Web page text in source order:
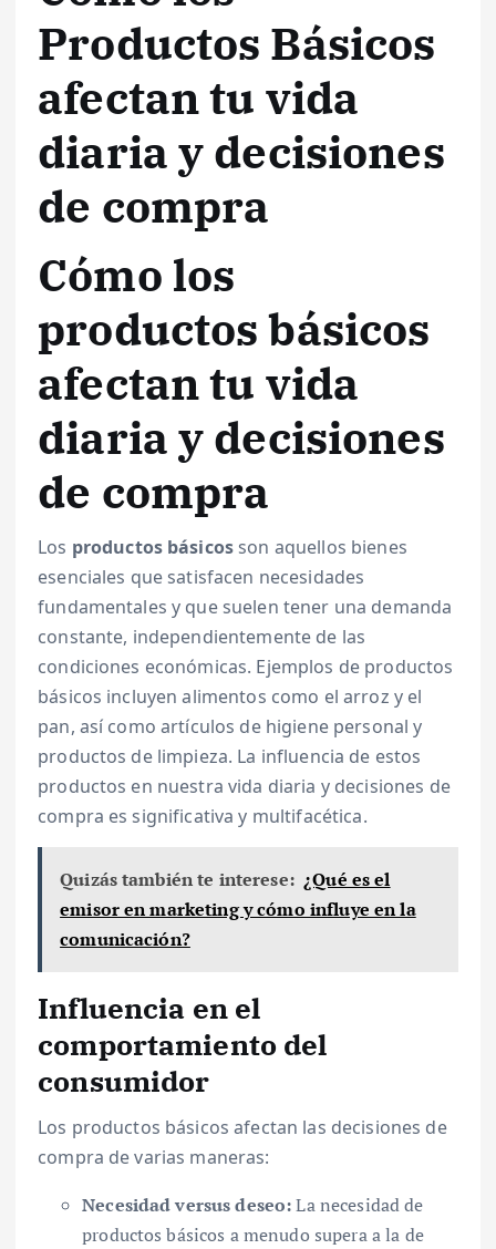
Productos Básicos
afectan tu vida
diaria y decisiones
de compra
Cómo los
productos básicos
afectan tu vida
diaria y decisiones
de compra
Los productos básicosson aquellos bienes
esenciales que satisfacen necesidades
fundamentales y que suelen tener una demanda
constante, independientemente de las
condiciones económicas. Ejemplos de productos
básicos incluyen alimentos como el arroz y el
pan, así como artículos de higiene personal y
productos de limpieza. La influencia de estos
productos en nuestra vida diaria y decisiones de
compra es significativa y multifacética.
Quizás también te interese: ¿Qué es el
emisor en marketing y cómo influye en la
comunicación?
Influencia en el
comportamiento del
consumidor
Los productos básicos afectan las decisiones de
compra de varias maneras:
Necesidad versus deseo:La necesidad de
productos básicos a menudo supera a la de